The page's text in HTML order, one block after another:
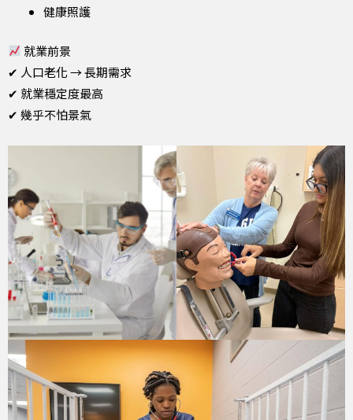
健康照護
就業前景
✔ 人口老化 → 長期需求
✔ 就業穩定度最高
✔ 幾乎不怕景氣